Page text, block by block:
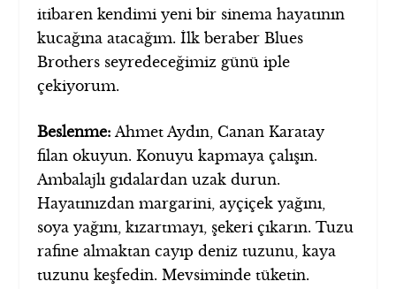
itibaren kendimi yeni bir sinema hayatının
kucağına atacağım. İlk beraber Blues
Brothers seyredeceğimiz günü iple
çekiyorum.
Beslenme: Ahmet Aydın, Canan Karatay
filan okuyun. Konuyu kapmaya çalışın.
Ambalajlı gıdalardan uzak durun.
Hayatınızdan margarini, ayçiçek yağını,
soya yağını, kızartmayı, şekeri çıkarın. Tuzu
rafine almaktan cayıp deniz tuzunu, kaya
tuzunu keşfedin. Mevsiminde tüketin.